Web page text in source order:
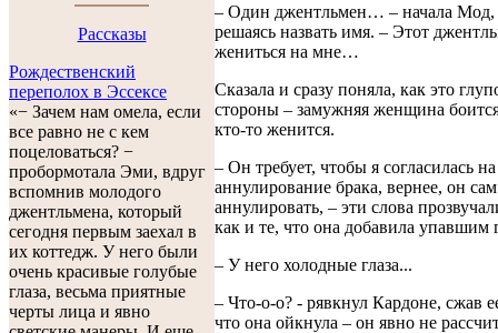
Рассказы
Рождественский
переполох в Эссексе
«− Зачем нам омела, если
все равно не с кем
поцеловаться? −
пробормотала Эми, вдруг
вспомнив молодого
джентльмена, который
сегодня первым заехал в
их коттедж. У него были
очень красивые голубые
глаза, весьма приятные
черты лица и явно
– Один джентльмен… – начала Мод,
решаясь назвать имя. – Этот
жениться на мне…
Сказала и сразу поняла, как это
стороны – замужняя женщина
кто-то женится.
– Он требует, чтобы я согласилась на
аннулирование брака, вернее, он сам
аннулировать, – эти слова
как и те, что она добавила упавшим
– У него холодные глаза...
– Что-о-о? - рявкнул Кардоне, сжав
что она ойкнула – он явно не